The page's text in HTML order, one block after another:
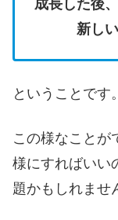
成長した後
新し
ということです。
この様なことが
様にすればいい
題かもしれませ